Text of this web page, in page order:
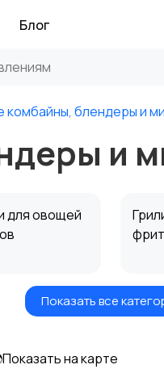
Блог
комбайны, блендеры и
и
для овощей
иПоказать все
на карте